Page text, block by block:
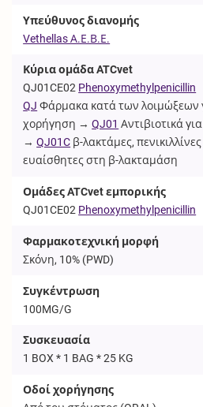
Υπεύθυνος διανομής
Vethellas Α.Ε.Β.Ε.
Κύρια ομάδα ATCvet
QJ01CE02 Phenoxymethylpenicillin
QJ Φάρμακα κατά των λοιμώξεων
χορήγηση →QJ01 Αντιβιοτικά
→QJ01C β-λακτάμες,
ευαίσθητες στη β-λακταμάση
Ομάδες ATCvet εμπορικής
QJ01CE02 Phenoxymethylpenicillin
Φαρμακοτεχνική μορφή
Σκόνη, 10% (PWD)
Συγκέντρωση
100MG/G
Συσκευασία
1 BOX * 1 BAG * 25 KG
Οδοί χορήγησης